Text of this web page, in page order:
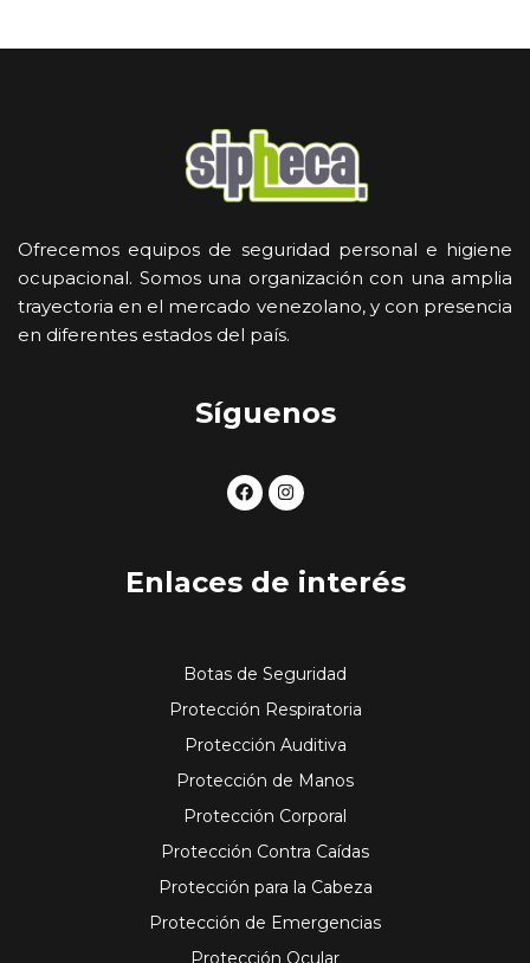
Ofrecemos equipos de seguridad personal e higiene
ocupacional. Somos una organización con una amplia
trayectoria en el mercado venezolano, y con presencia
en diferentes estados del país.
Síguenos
F
a
c
o
I
n
s
g
r
Enlaces de interés
Botas de Seguridad
Protección Respiratoria
Protección Auditiva
Protección de Manos
Protección Corporal
Protección Contra Caídas
Protección para la Cabeza
Protección de Emergencias
Protección Ocular